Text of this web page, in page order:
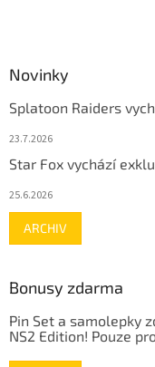
Novinky
Splatoon Raiders
23.7.2026
Star Fox vychází
25.6.2026
ARCHIV
Bonusy zdarma
Pin Set a samolepky
NS2 Edition! Pouze